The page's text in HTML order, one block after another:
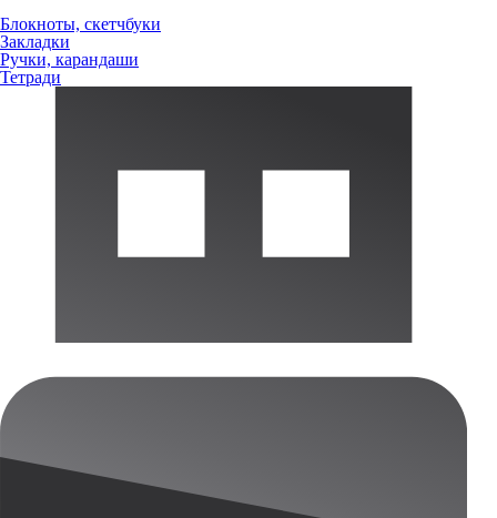
Блокноты, скетчбуки
Закладки
Ручки, карандаши
Тетради